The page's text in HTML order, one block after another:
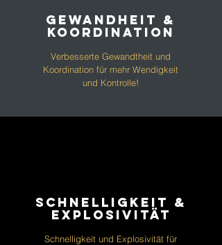
Gewandheit &
Koordination
Verbesserte Gewandtheit und
Koordination für mehr Wendigkeit
und Kontrolle!
schnelligkeit &
Explosivität
Schnelligkeit und Explosivität für